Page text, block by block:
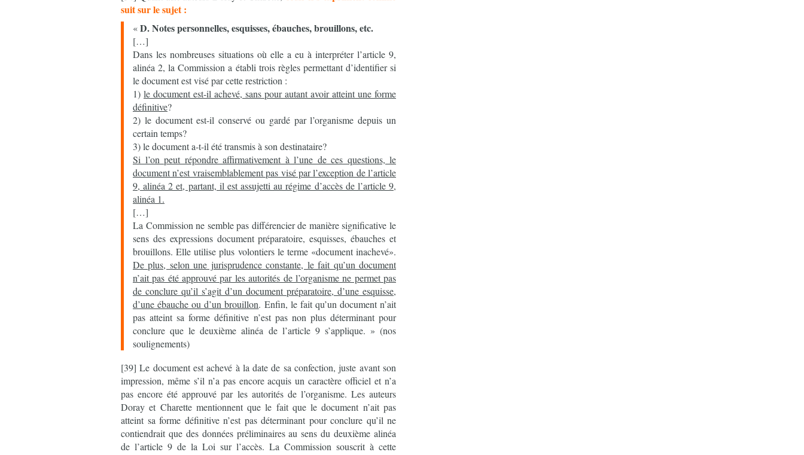
suit sur le sujet :
«D. Notes personnelles, esquisses, ébauches, brouillons, etc.
[…]
Dans les nombreuses situations où elle a eu à interpréter l’article 9,
alinéa 2, la Commission a établi trois règles permettant d’identifier si
le document est visé par cette restriction :
1) le document est-il achevé, sans pour autant avoir atteint une forme
définitive?
2) le document est-il conservé ou gardé par l’organisme depuis un
certain temps?
3) le document a-t-il été transmis à son destinataire?
Si l’on peut répondre affirmativement à l’une de ces questions, le
document n’est vraisemblablement pas visé par l’exception de l’article
9, alinéa 2 et, partant, il est assujetti au régime d’accès de l’article 9,
alinéa 1.
[…]
La Commission ne semble pas différencier de manière significative le
sens des expressions document préparatoire, esquisses, ébauches et
brouillons. Elle utilise plus volontiers le terme «document inachevé».
De plus, selon une jurisprudence constante, le fait qu’un document
n’ait pas été approuvé par les autorités de l’organisme ne permet pas
de conclure qu’il s’agit d’un document préparatoire, d’une esquisse,
d’une ébauche ou d’un brouillon. Enfin, le fait qu’un document n’ait
pas atteint sa forme définitive n’est pas non plus déterminant pour
conclure que le deuxième alinéa de l’article 9 s’applique. » (nos
soulignements)
[39] Le document est achevé à la date de sa confection, juste avant son
impression, même s’il n’a pas encore acquis un caractère officiel et n’a
pas encore été approuvé par les autorités de l’organisme. Les auteurs
Doray et Charette mentionnent que le fait que le document n’ait pas
atteint sa forme définitive n’est pas déterminant pour conclure qu’il ne
contiendrait que des données préliminaires au sens du deuxième alinéa
de l’article 9 de la Loi sur l’accès. La Commission souscrit à cette